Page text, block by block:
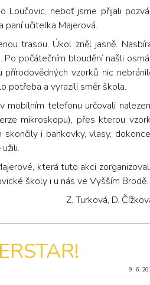
Loučovic, neboť jsme přijali
paní učitelka Majerová.
trasou. Úkol zněl jasně.
počátečním bloudění našli
vzorků nic
potřeba a vyrazili směr škola.
mobilním telefonu určovali
mikroskopu), přes kterou
i bankovky, vlasy,
která tuto akci
školy i u nás ve Vyšším Brodě.
Z. Turková, D.
9. 6.